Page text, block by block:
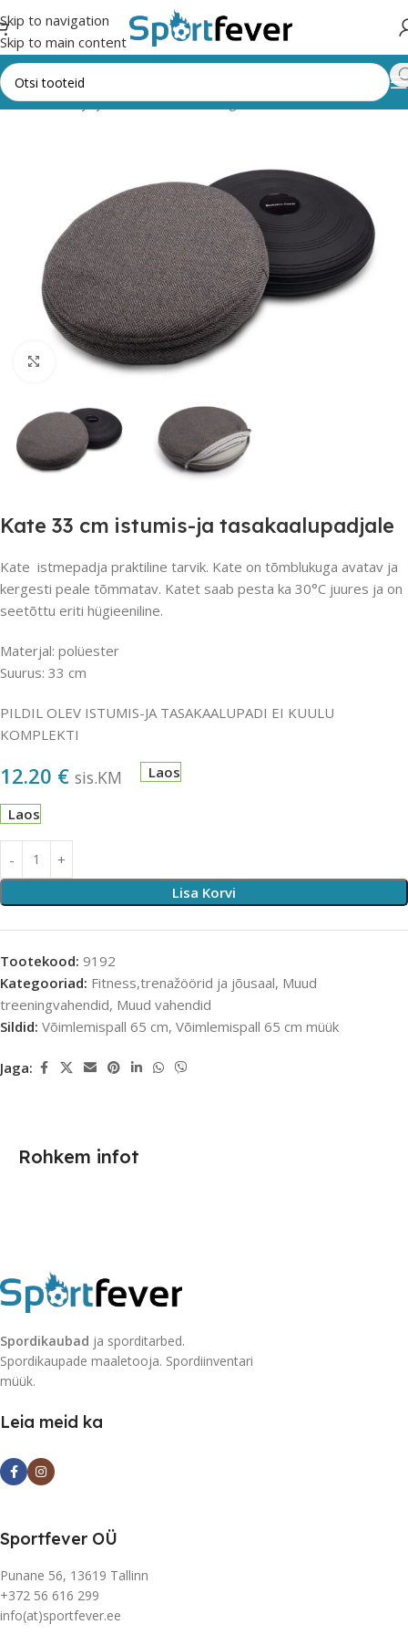
Skip to navigation
Skip to main content
ja jõusaal Muud treeningvahendid Muud vahendid
Suurendamiseks klõpsake
Kate 33 cm istumis-ja tasakaalupadjale
Kate istmepadja praktiline tarvik. Kate on tõmblukuga avatav ja
kergesti peale tõmmatav. Katet saab pesta ka 30°C juures ja on
seetõttu eriti hügieeniline.
Materjal: polüester
Suurus: 33 cm
PILDIL OLEV ISTUMIS-JA TASAKAALUPADI EI KUULU
KOMPLEKTI
12.20 € sis.KM Laos
Laos
Lisa Korvi
Tootekood: 9192
Kategooriad: Fitness,trenažöörid ja jõusaal, Muud
treeningvahendid, Muud vahendid
Sildid: Võimlemispall 65 cm, Võimlemispall 65 cm müük
Jaga:
Rohkem infot
Spordikaubad ja sporditarbed.
Spordikaupade maaletooja. Spordiinventari
müük.
Leia meid ka
Sportfever OÜ
Punane 56, 13619 Tallinn
+372 56 616 299
info(at)sportfever.ee